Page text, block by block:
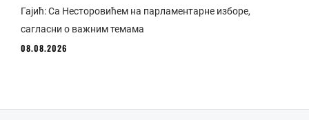
Гајић: Са Несторовићем на парламентарне изборе,
сагласни о важним темама
08.08.2026